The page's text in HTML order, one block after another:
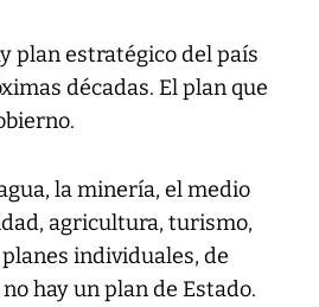
plan estratégico del país
décadas. El plan que
la minería, el medio
agricultura, turismo,
individuales, de
hay un plan de Estado.